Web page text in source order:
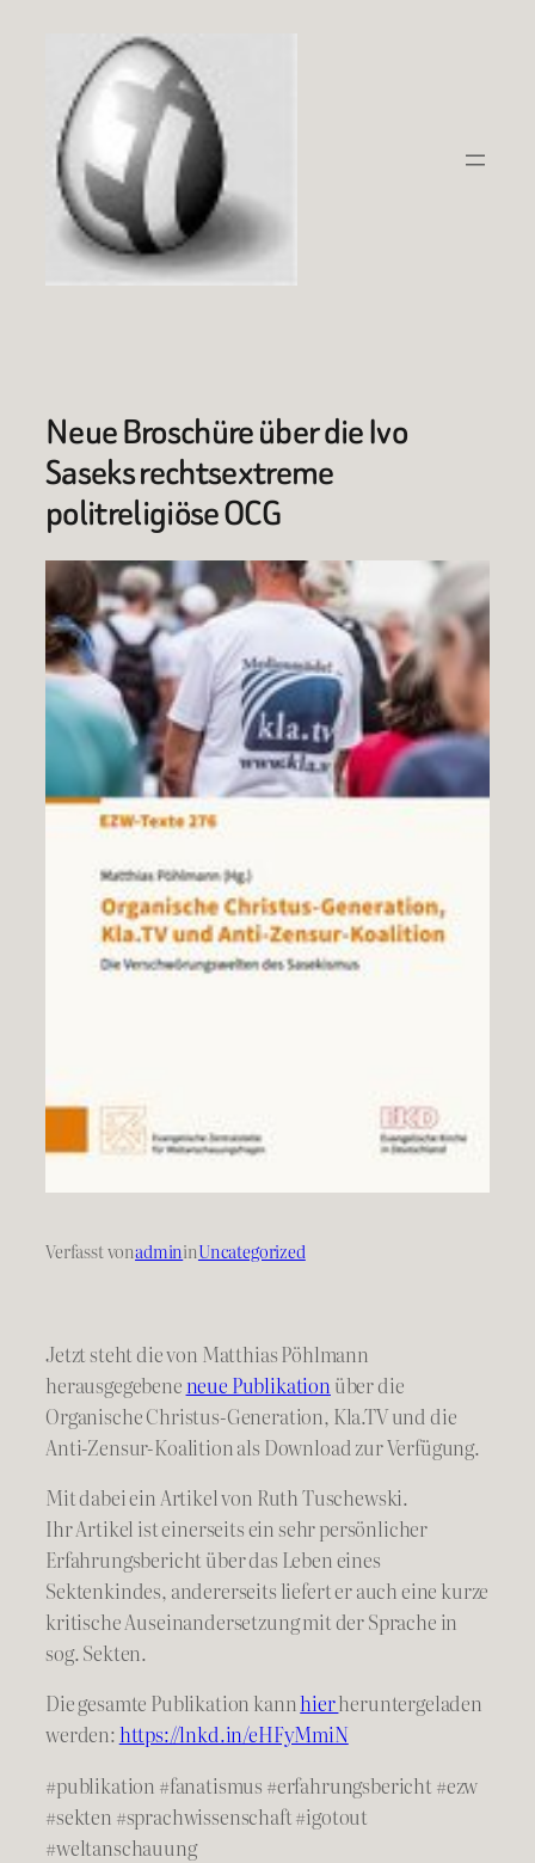
springen
Neue Broschüre über die Ivo
Saseks rechtsextreme
politreligiöse OCG
Verfasst vonadmininUncategorized
Jetzt steht die von Matthias Pöhlmann
herausgegebene neue Publikation über die
Organische Christus-Generation, Kla.TV und die
Anti-Zensur-Koalition als Download zur Verfügung.
Mit dabei ein Artikel von Ruth Tuschewski.
Ihr Artikel ist einerseits ein sehr persönlicher
Erfahrungsbericht über das Leben eines
Sektenkindes, andererseits liefert er auch eine kurze
kritische Auseinandersetzung mit der Sprache in
sog. Sekten.
Die gesamte Publikation kannhierheruntergeladen
werden:https://lnkd.in/eHFyMmiN
#publikation #fanatismus #erfahrungsbericht #ezw
#sekten #sprachwissenschaft#igotout
#weltanschauung